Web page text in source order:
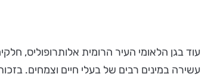
עוד בגן הלאומי העיר הרומית אלותרופוליס,
עשירה במינים רבים של בעלי חיים וצמחים.